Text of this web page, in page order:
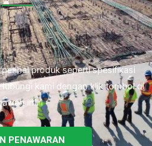
produk seperti spesifikasi
kami dengan klik tombol di
ini.
PENAWARAN